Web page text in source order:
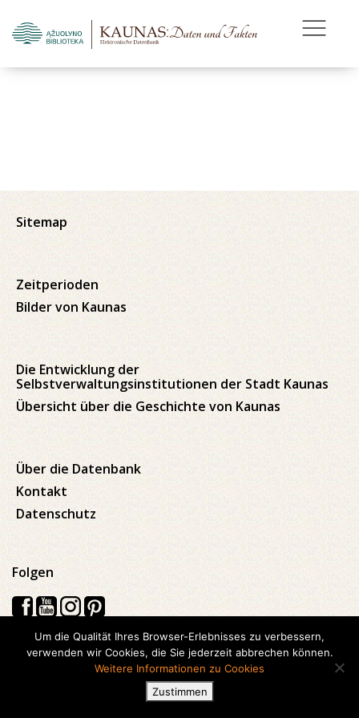
Sitemap
Zeitperioden
Bilder von Kaunas
Die Entwicklung der
Selbstverwaltungsinstitutionen der Stadt Kaunas
Übersicht über die Geschichte von Kaunas
Über die Datenbank
Kontakt
Datenschutz
Folgen
Visos teisės saugomos © 2026 Kauno apskrities viešoji Ąžuolyno
Um die Qualität Ihres Browser-Erlebnisses zu verbessern,
verwenden wir Cookies, die Sie jederzeit abbrechen können.
Weitere Informationen zu Cookies
Zustimmen